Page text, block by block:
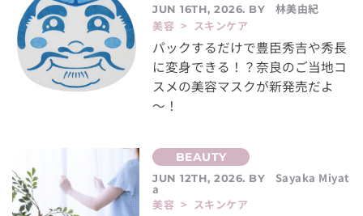
JUN 16TH, 2026. BY
林美由紀
美容 > スキンケア
パックするだけで豊臣秀吉や秀長
に変身できる！？奈良のご当地コ
スメの美容マスクが新発売だよ
～！
JUN 12TH, 2026. BY Sayaka Miyat
a
美容 > スキンケア